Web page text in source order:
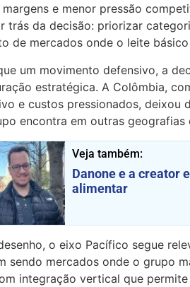
margens e menor pressão
trás da decisão: priorizar
de mercados onde o leite
um movimento defensivo, a
estratégica. A Colômbia,
e custos pressionados, deixou
encontra em outras geografias
Veja também:
Danone e a creator
alimentar
o eixo Pacífico segue
sendo mercados onde o grupo
integração vertical que